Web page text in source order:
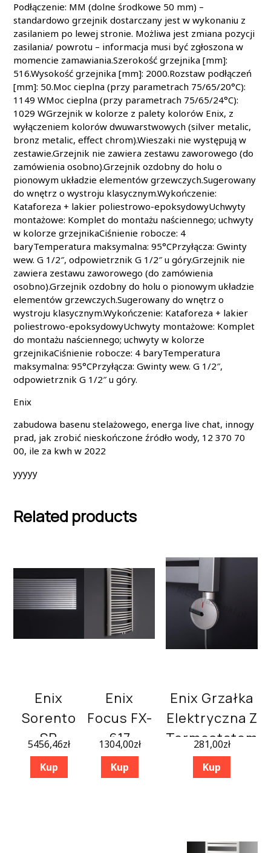
Podłączenie: MM (dolne środkowe 50 mm) –
standardowo grzejnik dostarczany jest w wykonaniu z
zasilaniem po lewej stronie. Możliwa jest zmiana pozycji
zasilania/ powrotu – informacja musi być zgłoszona w
momencie zamawiania.Szerokość grzejnika [mm]:
516.Wysokość grzejnika [mm]: 2000.Rozstaw podłączeń
[mm]: 50.Moc cieplna (przy parametrach 75/65/20°C):
1149 WMoc cieplna (przy parametrach 75/65/24°C):
1029 WGrzejnik w kolorze z palety kolorów Enix, z
wyłączeniem kolorów dwuwarstwowych (silver metalic,
bronz metalic, effect chrom).Wieszaki nie występują w
zestawie.Grzejnik nie zawiera zestawu zaworowego (do
zamówienia osobno).Grzejnik ozdobny do holu o
pionowym układzie elementów grzewczych.Sugerowany
do wnętrz o wystroju klasycznym.Wykończenie:
Kataforeza + lakier poliestrowo-epoksydowyUchwyty
montażowe: Komplet do montażu naściennego; uchwyty
w kolorze grzejnikaCiśnienie robocze: 4
baryTemperatura maksymalna: 95°CPrzyłącza: Gwinty
wew. G 1/2″, odpowietrznik G 1/2″ u góry.Grzejnik nie
zawiera zestawu zaworowego (do zamówienia
osobno).Grzejnik ozdobny do holu o pionowym układzie
elementów grzewczych.Sugerowany do wnętrz o
wystroju klasycznym.Wykończenie: Kataforeza + lakier
poliestrowo-epoksydowyUchwyty montażowe: Komplet
do montażu naściennego; uchwyty w kolorze
grzejnikaCiśnienie robocze: 4 baryTemperatura
maksymalna: 95°CPrzyłącza: Gwinty wew. G 1/2″,
odpowietrznik G 1/2″ u góry.
Enix
zabudowa basenu stelażowego, energa live chat, innogy
prad, jak zrobić nieskończone źródło wody, 12 370 70
00, ile za kwh w 2022
yyyyy
Related products
Enix
Sorento
SR
486×2200
5456,46zł
Kup
Enix Grzałka
Elektryczna Z
Termostatem
GV-300 Silver
281,00zł
Kup
Enix
Focus FX-
617
595×1742
1304,00zł
Kup